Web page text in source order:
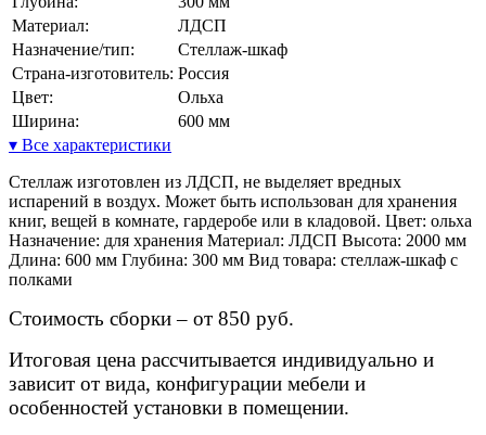
Материал:
ЛДСП
Назначение/тип:
Стеллаж-шкаф
Страна-изготовитель: Россия
Цвет:
Ольха
Ширина:
600 мм
▾ Все характеристики
Стеллаж изготовлен из ЛДСП, не выделяет вредных
испарений в воздух. Может быть использован для хранения
книг, вещей в комнате, гардеробе или в кладовой. Цвет: ольха
Назначение: для хранения Материал: ЛДСП Высота: 2000 мм
Длина: 600 мм Глубина: 300 мм Вид товара: стеллаж-шкаф с
полками
Стоимость сборки – от 850 руб.
Итоговая цена рассчитывается индивидуально и
зависит от вида, конфигурации мебели и
особенностей установки в помещении.